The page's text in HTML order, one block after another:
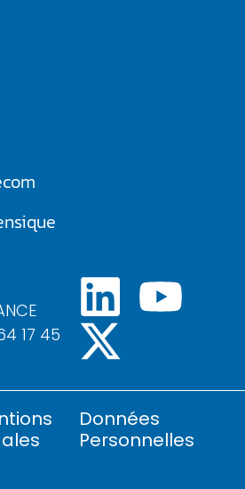
17 45
Données
Personnelles